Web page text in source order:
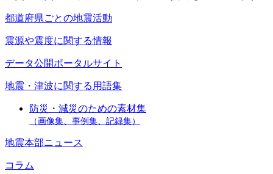
都道府県ごとの地震活動
震源や震度に関する情報
データ公開ポータルサイト
地震・津波に関する用語集
防災・減災のための素材集
（画像集、事例集、記録集）
地震本部ニュース
コラム